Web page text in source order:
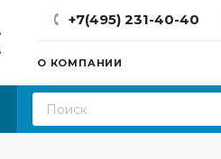
+7(495) 231-40-40
О КОМПАНИИ